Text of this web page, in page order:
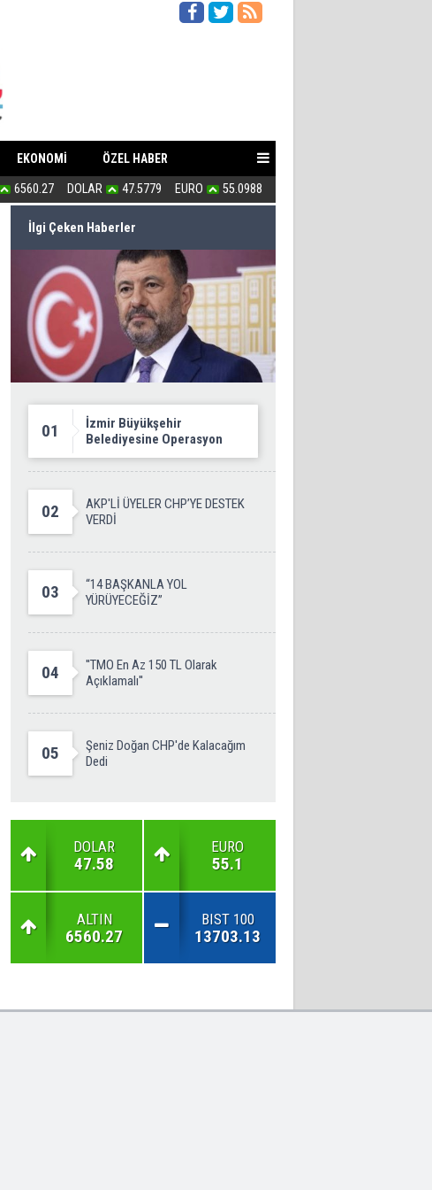
EKONOMİ ÖZEL HABER
6560.27 DOLAR 47.5779 EURO 55.0988
İlgi Çeken Haberler
01
İzmir Büyükşehir
Belediyesine Operasyon
02
AKP'Lİ ÜYELER CHP’YE DESTEK
VERDİ
03
“14 BAŞKANLA YOL
YÜRÜYECEĞİZ”
04
''TMO En Az 150 TL Olarak
Açıklamalı''
05
Şeniz Doğan CHP'de Kalacağım
Dedi
DOLAR
47.58
EURO
55.1
ALTIN
6560.27
BIST 100
13703.13